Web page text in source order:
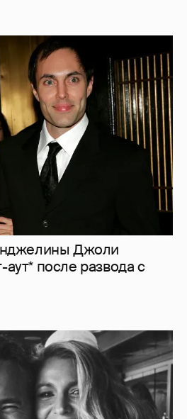
Джоли
после развода с